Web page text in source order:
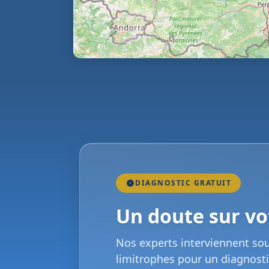
DIAGNOSTIC GRATUIT
Un doute sur
Nos experts interviennent
limitrophes pour un